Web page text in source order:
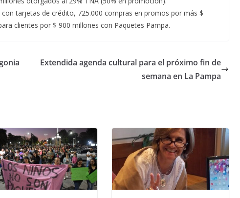
tarjetas de crédito, 725.000 compras en promos por más $
clientes por $ 900 millones con Paquetes Pampa.
Extendida agenda cultural para el próximo fin de
semana en La Pampa